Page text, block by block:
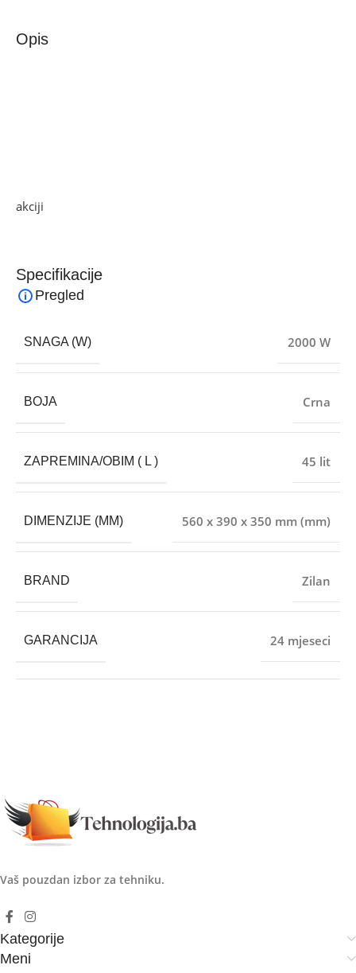
Opis
akciji
Specifikacije
Pregled
SNAGA (W) 2000 W
BOJA Crna
ZAPREMINA/OBIM ( L ) 45 lit
DIMENZIJE (MM) 560 x 390 x 350 mm (mm)
BRAND Zilan
GARANCIJA 24 mjeseci
Vaš pouzdan izbor za tehniku.
Kategorije
Meni